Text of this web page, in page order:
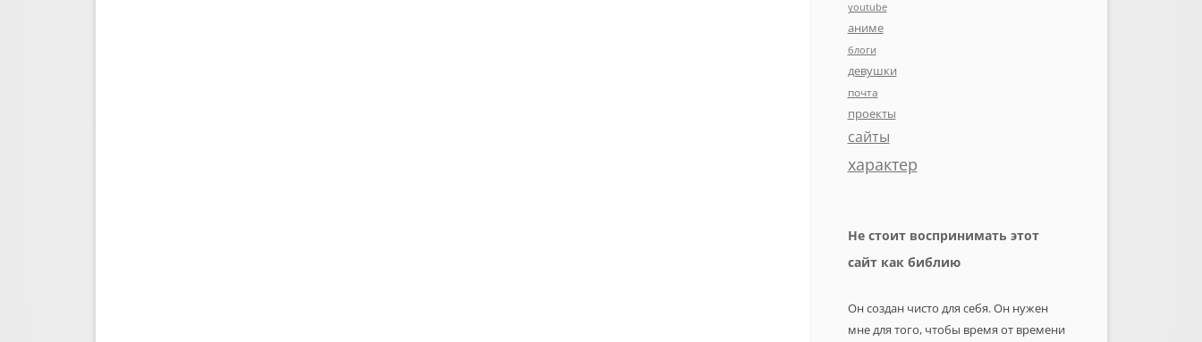
youtube
аниме
блоги
девушки
почта
проекты
сайты
характер
Не стоит воспринимать этот
сайт как библию
Он создан чисто для себя. Он нужен
мне для того, чтобы время от времени